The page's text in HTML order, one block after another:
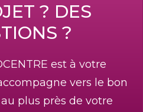
? DES
?
est à votre
vers le bon
plus près de votre